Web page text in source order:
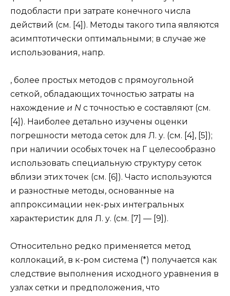
подобласти при затрате конечного числа
действий (см. [4]). Методы такого типа являются
асимптотически оптимальными; в случае же
использования, напр.
, более простых методов с прямоугольной
сеткой, обладающих точностью затраты на
нахождение и N с точностью e составляют (см.
[4]). Наиболее детально изучены оценки
погрешности метода сеток для Л. у. (см. [4], [5]);
при наличии особых точек на Г целесообразно
использовать специальную структуру сеток
вблизи этих точек (см. [6]). Часто используются
и разностные методы, основанные на
аппроксимации нек-рых интегральных
характеристик для Л. у. (см. [7] — [9]).
Относительно редко применяется метод
коллокаций, в к-ром система (*) получается как
следствие выполнения исходного уравнения в
узлах сетки и предположения, что